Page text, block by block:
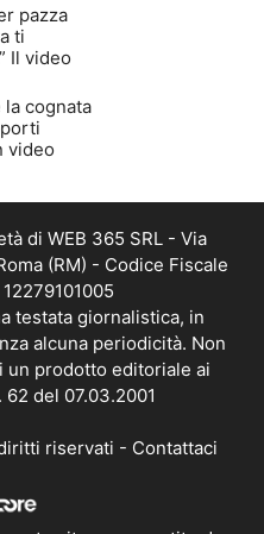
pazza
ti
Il video
la cognata
video
di WEB 365 SRL - Via
(RM) - Codice Fiscale
testata giornalistica, in
alcuna periodicità. Non
prodotto editoriale ai
del 07.03.2001
riservati - Contattaci